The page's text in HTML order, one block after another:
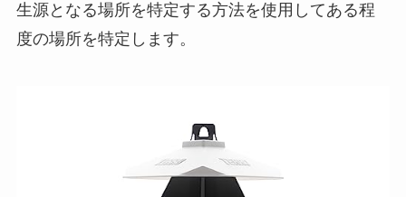
生源となる場所を特定する方法を使用してある程
度の場所を特定します。